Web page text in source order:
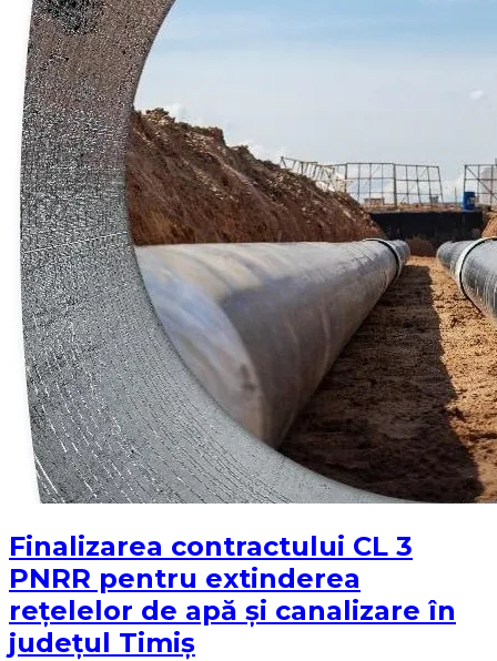
Finalizarea contractului CL 3
PNRR pentru extinderea
rețelelor de apă și canalizare în
județul Timiș